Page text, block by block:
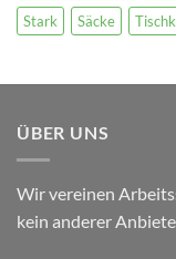
Stark
Säcke
ÜBER UNS
Wir vereinen
kein anderer